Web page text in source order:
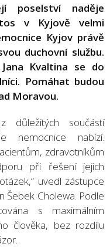
poselství naděje
v Kyjově velmi
Kyjov právě
duchovní službu.
Kvaltina se do
Pomáhat budou
Moravou.
důležitých součástí
nemocnice nabízí.
zdravotníkům
při řešení jejich
uvedl zástupce
Šebek Cholewa. Podle
s maximálním
člověka, bez rozdílu